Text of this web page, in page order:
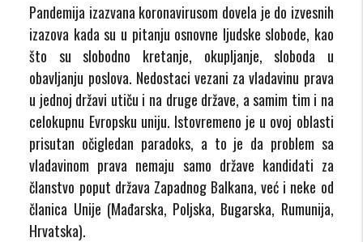
Pandemija izazvana koronavirusom dovela je do izvesnih
izazova kada su u pitanju osnovne ljudske slobode, kao
što su slobodno kretanje, okupljanje, sloboda u
obavljanju poslova. Nedostaci vezani za vladavinu prava
u jednoj državi utiču i na druge države, a samim tim i na
celokupnu Evropsku uniju. Istovremeno je u ovoj oblasti
prisutan očigledan paradoks, a to je da problem sa
vladavinom prava nemaju samo države kandidati za
članstvo poput država Zapadnog Balkana, već i neke od
članica Unije (Mađarska, Poljska, Bugarska, Rumunija,
Hrvatska).